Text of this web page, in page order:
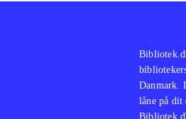
Danmark.
låne på dit